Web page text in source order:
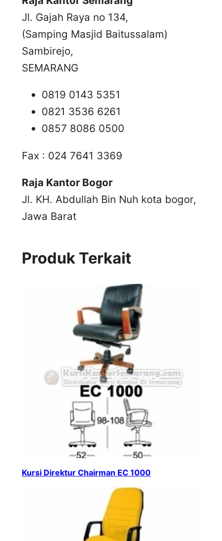
Jl. Gajah Raya no 134,
(Samping Masjid Baitussalam)
Sambirejo,
SEMARANG
0819 0143 5351
0821 3536 6261
0857 8086 0500
Fax : 024 7641 3369
Raja Kantor Bogor
Jl. KH. Abdullah Bin Nuh kota bogor,
Jawa Barat
Produk Terkait
Kursi Direktur Chairman EC 1000